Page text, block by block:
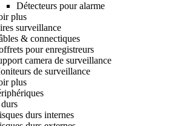
Détecteurs pour alarme
plus
surveillance
& connectiques
pour enregistreurs
camera de surveillance
de surveillance
plus
durs internes